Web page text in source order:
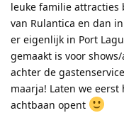
leuke familie attracties
van Rulantica en dan
er eigenlijk in Port
gemaakt is voor
achter de
maarja! Laten we
achtbaan opent